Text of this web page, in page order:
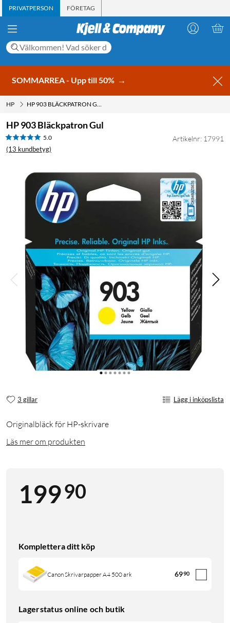
PRIVATPERSON FÖRETAG
SOMMARREA - Upp till 50% →
HP HP 903 BLÄCKPATRON GUL
HP 903 Bläckpatron Gul
5.0
(13 kundbetyg)
Artikelnr: 17991
3 gillar Lägg i inköpslista
Originalbläck för HP-skrivare
Läs mer om produkten
19990
Komplettera ditt köp
Canon Skrivarpapper A4 500 ark 6990
Lagerstatus online och butik